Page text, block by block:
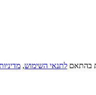
בהתאם לתנאי השימוש,